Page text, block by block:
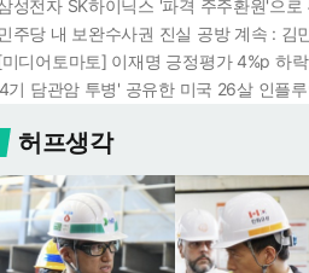
허프생각